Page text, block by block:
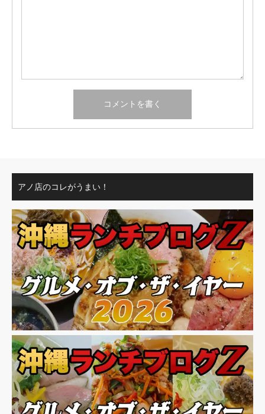
アノ店のコレがうまい！